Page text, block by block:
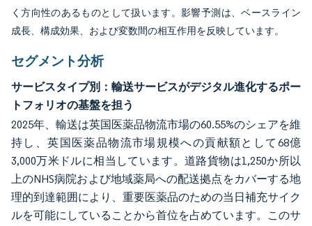
く方向性のあるものとして扱います。影響予測は、ベースライン
成長、構成効果、および変数間の相互作用を反映しています。
セグメント分析
サービスタイプ別：輸送サービスがデジタル進化するポー
トフォリオの基盤を担う
2025年、輸送は英国医薬品物流市場の60.55%のシェアを維
持し、英国医薬品物流市場規模への貢献額として68億
3,000万米ドルに相当しています。道路貨物は1,250か所以
上のNHS病院および地域薬局への配送拠点をカバーする地
理的到達範囲により、重要医薬品のための当日補充サイク
ルを可能にしていることから首位を占めています。このサ